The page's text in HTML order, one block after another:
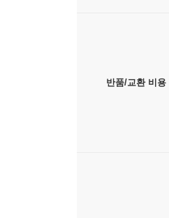
반품/교환 비용